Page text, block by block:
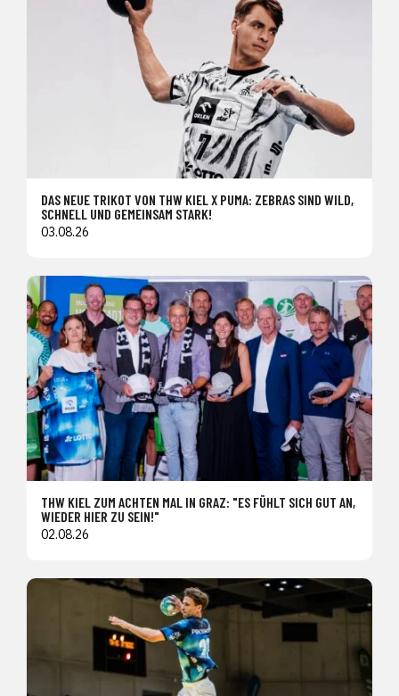
DAS NEUE TRIKOT VON THW KIEL X PUMA: ZEBRAS SIND WILD,
SCHNELL UND GEMEINSAM STARK!
03.08.26
THW KIEL ZUM ACHTEN MAL IN GRAZ: "ES FÜHLT SICH GUT AN,
WIEDER HIER ZU SEIN!"
02.08.26